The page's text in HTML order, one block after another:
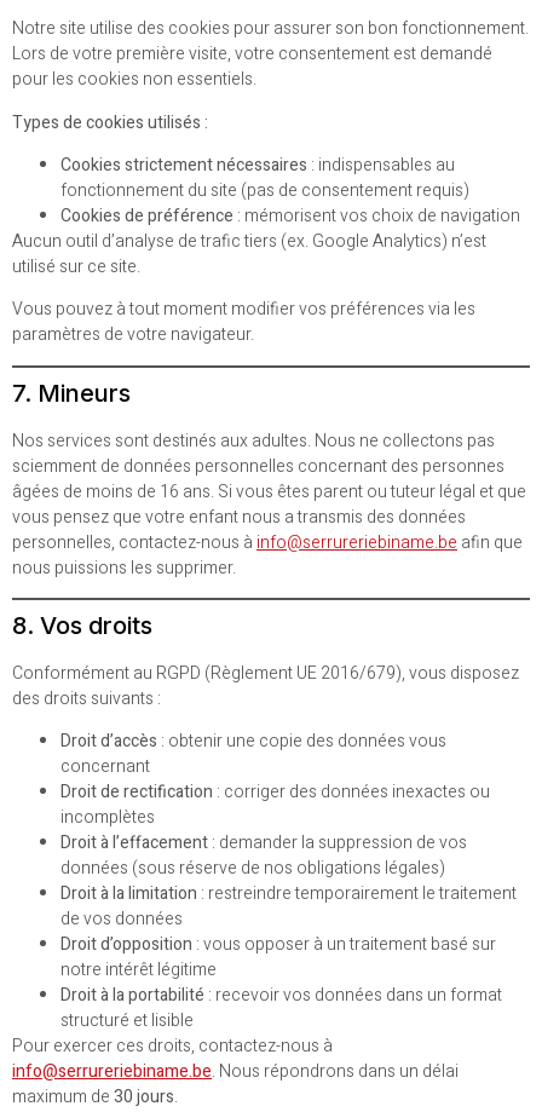
Notre site utilise des cookies pour assurer son bon fonctionnement.
Lors de votre première visite, votre consentement est demandé
pour les cookies non essentiels.
Types de cookies utilisés :
Cookies strictement nécessaires : indispensables au
fonctionnement du site (pas de consentement requis)
Cookies de préférence : mémorisent vos choix de navigation
Aucun outil d’analyse de trafic tiers (ex. Google Analytics) n’est
utilisé sur ce site.
Vous pouvez à tout moment modifier vos préférences via les
paramètres de votre navigateur.
7. Mineurs
Nos services sont destinés aux adultes. Nous ne collectons pas
sciemment de données personnelles concernant des personnes
âgées de moins de 16 ans. Si vous êtes parent ou tuteur légal et que
vous pensez que votre enfant nous a transmis des données
personnelles, contactez-nous à info@serrureriebiname.be afin que
nous puissions les supprimer.
8. Vos droits
Conformément au RGPD (Règlement UE 2016/679), vous disposez
des droits suivants :
Droit d’accès : obtenir une copie des données vous
concernant
Droit de rectification : corriger des données inexactes ou
incomplètes
Droit à l’effacement: demander la suppression de vos
données (sous réserve de nos obligations légales)
Droit à la limitation : restreindre temporairement le traitement
de vos données
Droit d’opposition : vous opposer à un traitement basé sur
notre intérêt légitime
Droit à la portabilité : recevoir vos données dans un format
structuré et lisible
Pour exercer ces droits, contactez-nous à
info@serrureriebiname.be. Nous répondrons dans un délai
maximum de30 jours.